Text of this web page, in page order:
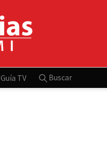
Guía TV Buscar